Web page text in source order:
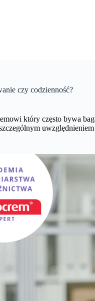
czy codzienność?
który często bywa